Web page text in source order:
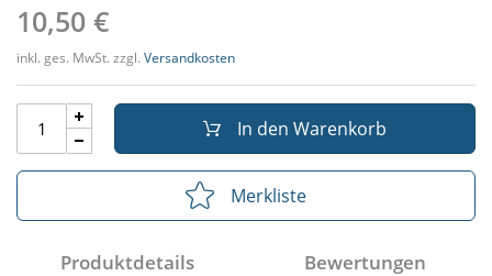
10,50 €
inkl. ges. MwSt. zzgl. Versandkosten
In den Warenkorb
Merkliste
Produktdetails Bewertungen